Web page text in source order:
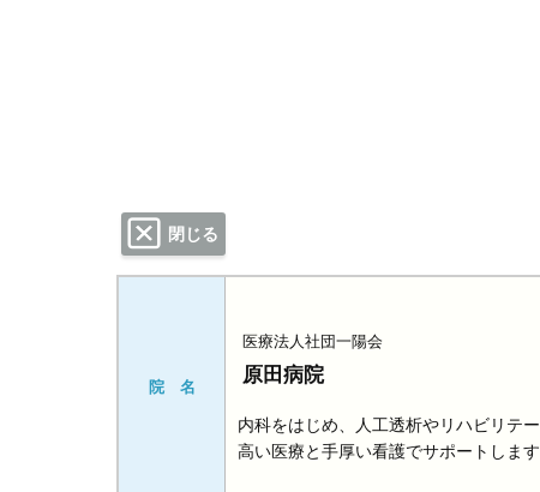
閉じる
院 名
医療法人社団一陽会
原田病院
内科をはじめ、人工透析やリハビリテ
高い医療と手厚い看護でサポートします